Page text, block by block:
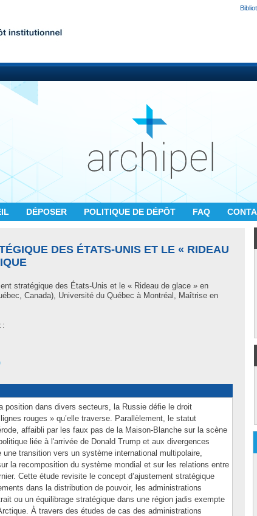
DÉPOSER POLITIQUE DE DÉPÔT FAQ
DES ÉTATS-UNIS ET LE « RIDEAU
stratégique des États-Unis et le « Rideau de glace » en
Canada), Université du Québec à Montréal, Maîtrise en
:
position dans divers secteurs, la Russie défie le droit
rouges » qu’elle traverse. Parallèlement, le statut
affaibli par les faux pas de la Maison-Blanche sur la scène
liée à l'arrivée de Donald Trump et aux divergences
transition vers un système international multipolaire,
la recomposition du système mondial et sur les relations entre
Cette étude revisite le concept d’ajustement stratégique
dans la distribution de pouvoir, les administrations
ou un équilibrage stratégique dans une région jadis exempte
À travers des études de cas des administrations